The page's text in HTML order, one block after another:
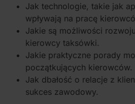
Jak technologie, takie jak
wpływają na pracę
Jakie są możliwości
kierowcy taksówki.
Jakie praktyczne porady
początkujących kierowców.
Jak dbałość o relacje z
sukces zawodowy.